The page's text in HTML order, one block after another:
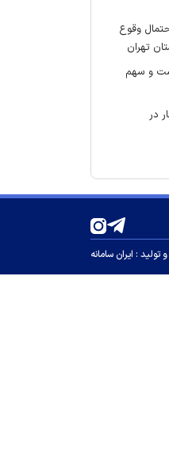
۱۴۰۵/۰۵/۱۵؛ احتمال وقوع
تهران
و سهم
در
با
تولید : ایران سامانه